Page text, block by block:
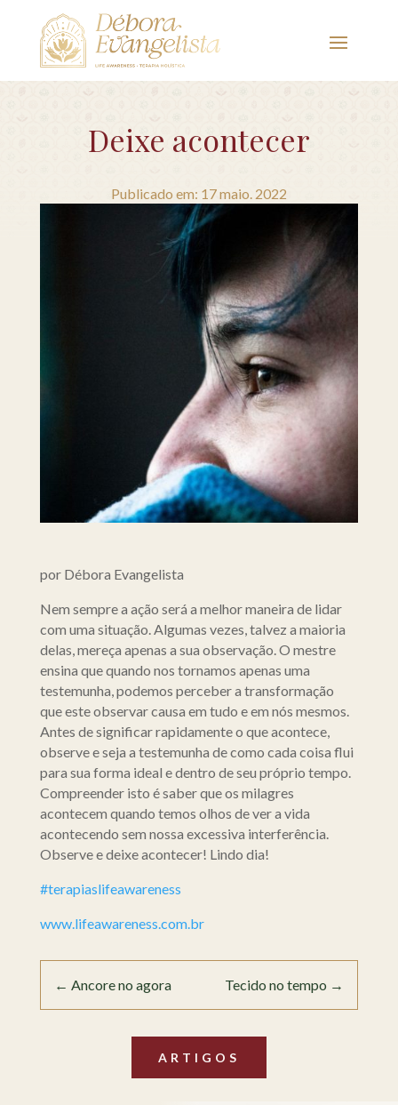
Deixe acontecer
Publicado em: 17 maio. 2022
por Débora Evangelista
Nem sempre a ação será a melhor maneira de lidar
com uma situação. Algumas vezes, talvez a maioria
delas, mereça apenas a sua observação. O mestre
ensina que quando nos tornamos apenas uma
testemunha, podemos perceber a transformação
que este observar causa em tudo e em nós mesmos.
Antes de significar rapidamente o que acontece,
observe e seja a testemunha de como cada coisa flui
para sua forma ideal e dentro de seu próprio tempo.
Compreender isto é saber que os milagres
acontecem quando temos olhos de ver a vida
acontecendo sem nossa excessiva interferência.
Observe e deixe acontecer! Lindo dia!
#terapiaslifeawareness
www.lifeawareness.com.br
← Ancore no agora Tecido no tempo →
ARTIGOS